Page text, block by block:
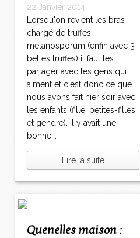
22 Janvier 2014
Lorsqu'on revient les bras
chargé de truffes
melanosporum (enfin avec 3
belles truffes) il faut les
partager avec les gens qui
aiment et c'est donc ce que
nous avons fait hier soir avec
les enfants (fille, petites-filles
et gendre). Il y avait une
bonne...
Lire la suite
Quenelles maison :